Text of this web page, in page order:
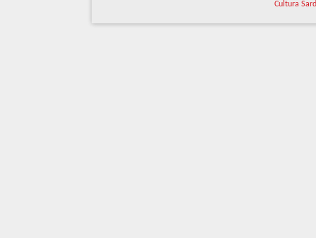
Cultura